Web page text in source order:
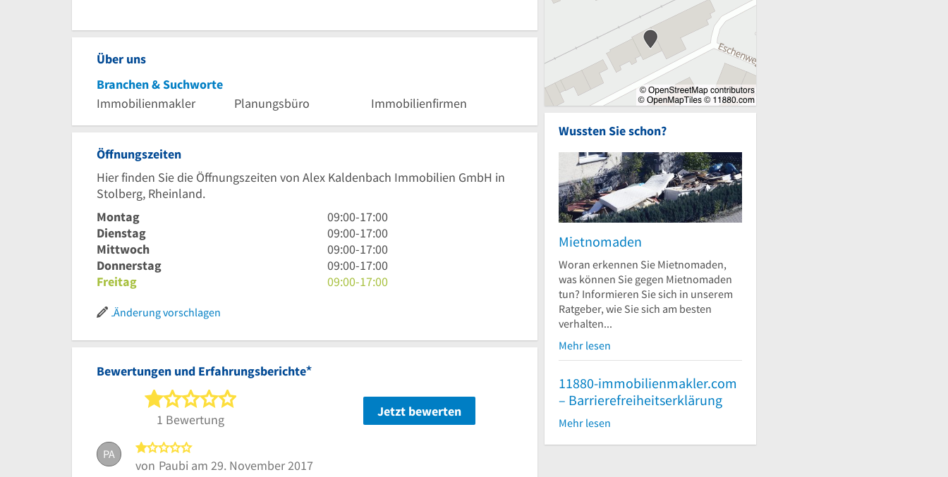
Über uns
Branchen & Suchworte
Immobilienmakler
Planungsbüro Immobilienfirmen
Öffnungszeiten
Hier finden Sie die Öffnungszeiten von Alex Kaldenbach Immobilien GmbH in
Stolberg, Rheinland.
Montag
9
Uhr
bis
17
Uhr
09:00-17:00
Dienstag
9
Uhr
bis
17
09:00-17:00
Mittwoch
9
Uhr
bis
09:00-17:00
Donnerstag
9
Uhr
09:00-17:00
Freitag
9
Uhr
09:00-17:00
Änderung vorschlagen
Bewertungen und Erfahrungsberichte*
1 von 5 Sternen
1 Bewertung
Jetzt bewerten
PA
von Paubi am 29. November 2017
Wussten Sie schon?
Mietnomaden
Woran erkennen Sie Mietnomaden,
was können Sie gegen Mietnomaden
tun? Informieren Sie sich in unserem
Ratgeber, wie Sie sich am besten
verhalten...
Mehr lesen
11880-immobilienmakler.com
– Barrierefreiheitserklärung
Mehr lesen